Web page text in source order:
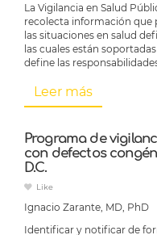
La Vigilancia en Salud
recolecta información que
las situaciones en salud
las cuales están
define las
Leer más
Programa de
con defectos
D.C.
Like
Ignacio Zarante, MD, PhD
Identificar y notificar de